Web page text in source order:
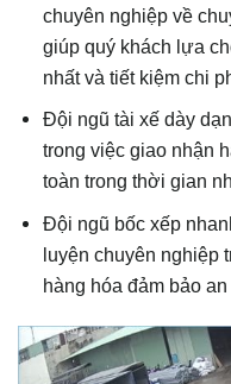
chuyên nghiệp về
giúp quý khách lựa
nhất và tiết kiệm chi
Đội ngũ tài xế dày
trong việc giao nhận
toàn trong thời gian
Đội ngũ bốc xếp
luyện chuyên nghiệp
hàng hóa đảm bảo